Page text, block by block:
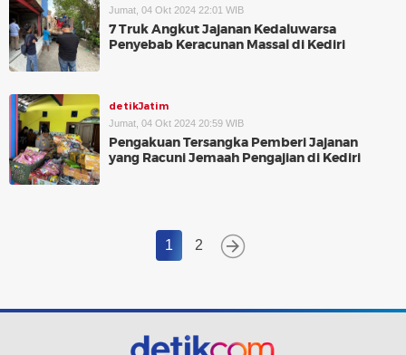
Jumat, 04 Okt 2024 22:01 WIB
7 Truk Angkut Jajanan Kedaluwarsa
Penyebab Keracunan Massal di Kediri
detikJatim
Jumat, 04 Okt 2024 20:59 WIB
Pengakuan Tersangka Pemberi Jajanan
yang Racuni Jemaah Pengajian di Kediri
1 2